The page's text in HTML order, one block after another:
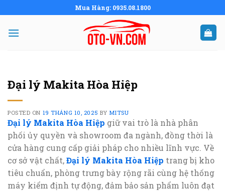
to
content
Mua Hàng: 0935.08.1800
Đại lý Makita Hòa Hiệp
POSTED ON 19 THÁNG 10, 2025 BY MITSU
Đại lý Makita Hòa Hiệp giữ vai trò là nhà phân
phối ủy quyền và showroom đa ngành, đồng thời là
cửa hàng cung cấp giải pháp cho nhiều lĩnh vực. Về
cơ sở vật chất,Đại lý Makita Hòa Hiệp trang bị kho
tiêu chuẩn, phòng trưng bày rộng rãi cùng hệ thống
máy kiểm định tự động, đảm bảo sản phẩm luôn đạt